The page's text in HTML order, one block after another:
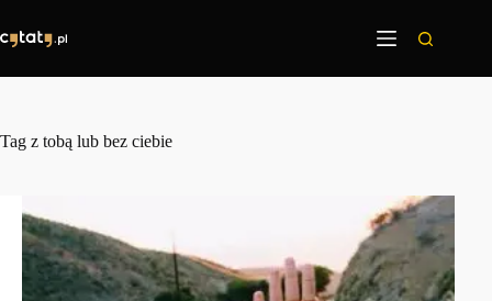
treści
Tag z tobą lub bez ciebie